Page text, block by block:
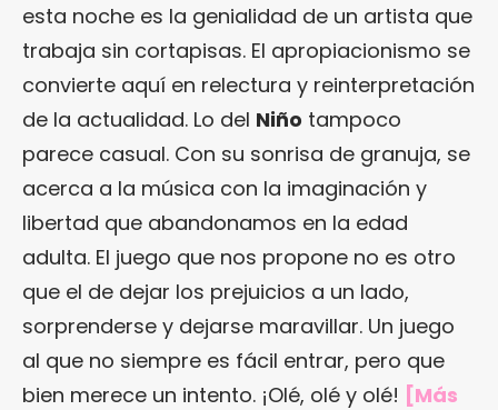
esta noche es la genialidad de un artista que
trabaja sin cortapisas. El apropiacionismo se
convierte aquí en relectura y reinterpretación
de la actualidad. Lo del Niño tampoco
parece casual. Con su sonrisa de granuja, se
acerca a la música con la imaginación y
libertad que abandonamos en la edad
adulta. El juego que nos propone no es otro
que el de dejar los prejuicios a un lado,
sorprenderse y dejarse maravillar. Un juego
al que no siempre es fácil entrar, pero que
bien merece un intento. ¡Olé, olé y olé! [Más